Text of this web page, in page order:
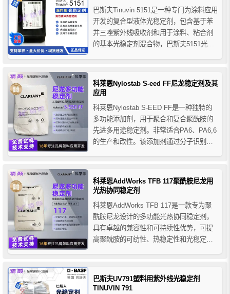
巴斯夫Tinuvin 5151是一种专门为涂料应用
开发的复合型液体光稳定剂，包含基于苯
并三唑紫外线吸收剂和用于涂料、粘合剂
的基本光稳定剂混合物，巴斯夫5151光稳
设计旨在满足外部溶剂和水性工业、建筑
和装饰涂料的高性能和耐久性要求，广泛
科莱恩Nylostab S-eed FF尼龙稳定剂及其
应用
科莱恩Nylostab S-EED FF是一种独特的
多功能添加剂，用于聚合和复合聚酰胺的
先进多用途稳定剂。非常适合PA6、PA6,6
的生产和改性。该添加剂通过分子识别实
成型工艺的生产效率并缩短周期时间，同
时提供长期的热稳定性和UV紫外线/光稳定
科莱恩AddWorks TFB 117聚酰胺尼龙用
光热协同稳定剂
科莱恩AddWorks TFB 117是一款专为聚
酰胺尼龙设计的多功能光热协同稳定剂，
具有卓越的兼容性和可持续性优势，可提
高聚酰胺的可纺性、热稳定性和光稳定
聚合过程，广泛应用于服装、地毯及工业
聚酰胺纤维。
巴斯夫UV791塑料用紫外线光稳定剂
TINUVIN 791